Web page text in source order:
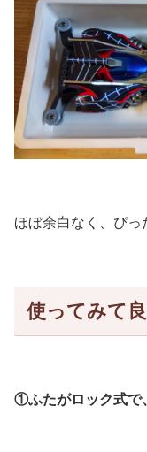
ほぼ余白なく、ぴっ
使ってみて
①ふたがロック式で